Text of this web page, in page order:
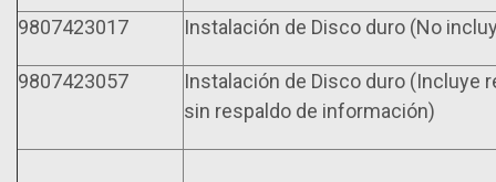
9807423017 Instalación de Disco duro (No
9807423057
Instalación de Disco duro (Incluye
sin respaldo de información)